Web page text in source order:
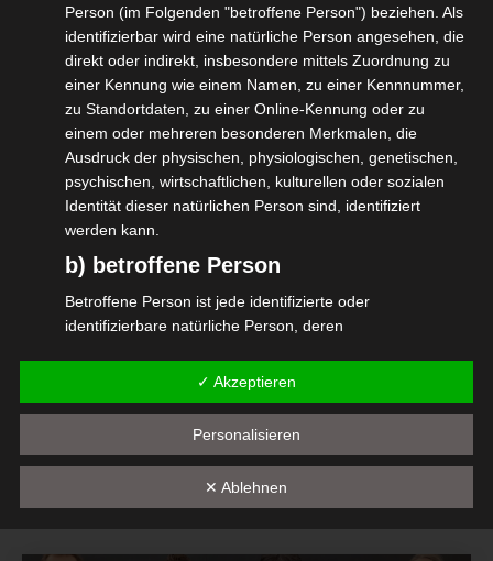
Im Anschluss an dieses Webinar gibt es ein
Teilnahmezertifikat als Nachweis.
Melde Dich an unter:
Events für Selbständige vom Berufsverband
isdv e.V.
#isdv #wirGemeinsamJetzt
#ElektrofachkraftVT #SQQ1
Diesen Beitrag teilen
Person (im Folgenden "betroffene Person") beziehen. Als
identifizierbar wird eine natürliche Person angesehen, die
direkt oder indirekt, insbesondere mittels Zuordnung zu
einer Kennung wie einem Namen, zu einer Kennnummer,
zu Standortdaten, zu einer Online-Kennung oder zu
einem oder mehreren besonderen Merkmalen, die
Ausdruck der physischen, physiologischen, genetischen,
psychischen, wirtschaftlichen, kulturellen oder sozialen
Identität dieser natürlichen Person sind, identifiziert
werden kann.
b) betroffene Person
Betroffene Person ist jede identifizierte oder
identifizierbare natürliche Person, deren
Verantwortlichen verarbeitet werden.
c) Verarbeitung
Verarbeitung ist jeder mit oder ohne Hilfe automatisierter
Verfahren ausgeführte Vorgang oder jede solche
Vorgangsreihe im Zusammenhang mit
✓ Akzeptieren
Personalisieren
✕ Ablehnen